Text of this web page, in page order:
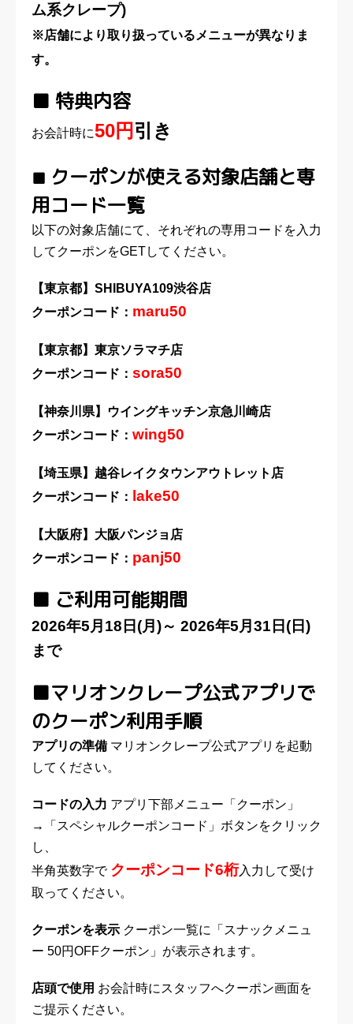
ム系クレープ)
※店舗により取り扱っているメニューが異なりま
す。
■ 特典内容
お会計時に50円 引き
■ クーポンが使える対象店舗と専
用コード一覧
以下の対象店舗にて、それぞれの専用コードを入力
してクーポンをGETしてください。
【東京都】SHIBUYA109渋谷店
クーポンコード： maru50
【東京都】東京ソラマチ店
クーポンコード： sora50
【神奈川県】ウイングキッチン京急川崎店
クーポンコード： wing50
【埼玉県】越谷レイクタウンアウトレット店
クーポンコード： lake50
【大阪府】大阪パンジョ店
クーポンコード： panj50
■ ご利用可能期間
2026年5月18日(月)～ 2026年5月31日(日)
まで
■マリオンクレープ公式アプリで
のクーポン利用手順
アプリの準備 マリオンクレープ公式アプリを起動
してください。
コードの入力 アプリ下部メニュー「クーポン」
→「スペシャルクーポンコード」ボタンをクリック
し、
半角英数字で クーポンコード6桁入力して受け
取ってください。
クーポンを表示 クーポン一覧に「スナックメニュ
ー 50円OFFクーポン」が表示されます。
店頭で使用 お会計時にスタッフへクーポン画面を
ご提示ください。